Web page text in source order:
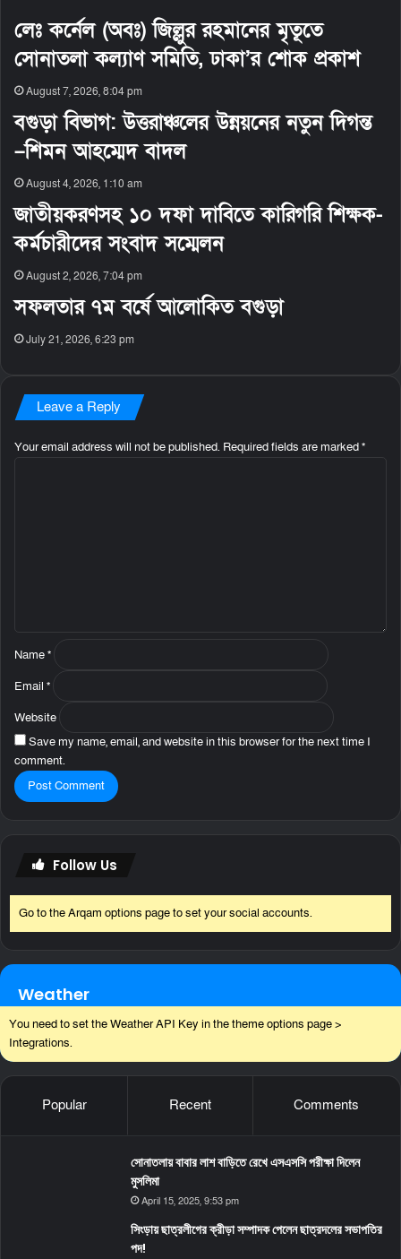
লেঃ কর্নেল (অবঃ) জিল্লুর রহমানের মৃতূতে
সোনাতলা কল্যাণ সমিতি, ঢাকা’র শোক প্রকাশ
August 7, 2026, 8:04 pm
বগুড়া বিভাগ: উত্তরাঞ্চলের উন্নয়নের নতুন দিগন্ত
–শিমন আহম্মেদ বাদল
August 4, 2026, 1:10 am
জাতীয়করণসহ ১০ দফা দাবিতে কারিগরি শিক্ষক-
কর্মচারীদের সংবাদ সম্মেলন
August 2, 2026, 7:04 pm
সফলতার ৭ম বর্ষে আলোকিত বগুড়া
July 21, 2026, 6:23 pm
Leave a Reply
Your email address will not be published. Required fields are marked*
Name*
Email *
Website
Save my name, email, and website in this browser for the next time I
comment.
Follow Us
Go to the Arqam options page to set your social accounts.
Weather
You need to set the Weather API Key in the theme options page >
Integrations.
Popular Recent Comments
সোনাতলায় বাবার লাশ বাড়িতে রেখে এসএসসি পরীক্ষা দিলেন
মুসলিমা
April 15, 2025, 9:53 pm
সিংড়ায় ছাত্রলীগের ক্রীড়া সম্পাদক পেলেন ছাত্রদলের সভাপতির
পদ!